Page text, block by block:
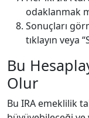
odaklanmak
Sonuçları
tıklayın veya
Bu
Olur
Bu IRA emeklilik